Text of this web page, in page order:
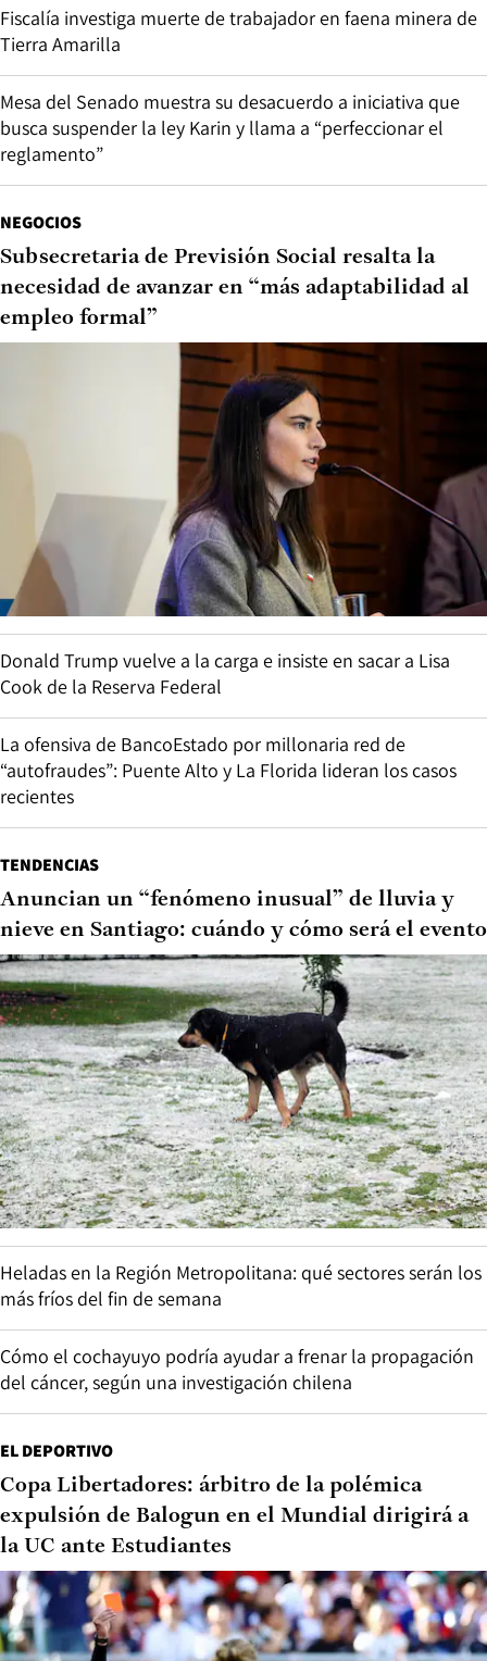
Fiscalía investiga muerte de trabajador en faena minera de
Tierra Amarilla
Mesa del Senado muestra su desacuerdo a iniciativa que
busca suspender la ley Karin y llama a “perfeccionar el
reglamento”
NEGOCIOS
Subsecretaria de Previsión Social resalta la
necesidad de avanzar en “más adaptabilidad al
empleo formal”
Donald Trump vuelve a la carga e insiste en sacar a Lisa
Cook de la Reserva Federal
La ofensiva de BancoEstado por millonaria red de
“autofraudes”: Puente Alto y La Florida lideran los casos
recientes
TENDENCIAS
Anuncian un “fenómeno inusual” de lluvia y
nieve en Santiago: cuándo y cómo será el evento
Heladas en la Región Metropolitana: qué sectores serán los
más fríos del fin de semana
Cómo el cochayuyo podría ayudar a frenar la propagación
del cáncer, según una investigación chilena
EL DEPORTIVO
Copa Libertadores: árbitro de la polémica
expulsión de Balogun en el Mundial dirigirá a
la UC ante Estudiantes